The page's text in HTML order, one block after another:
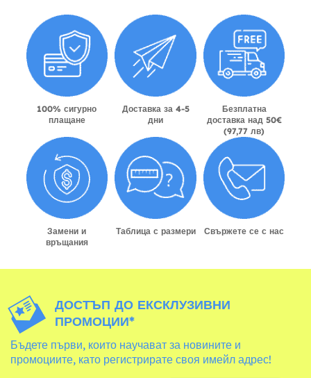
100% сигурно
плащане
Доставка за 4-5
дни
Безплатна
доставка над 50€
(97,77 лв)
Замени и
връщания
Таблица с размери Свържете се с нас
ДОСТЪП ДО ЕКСКЛУЗИВНИ
ПРОМОЦИИ*
Бъдете първи, които научават за новините и
промоциите, като регистрирате своя имейл адрес!